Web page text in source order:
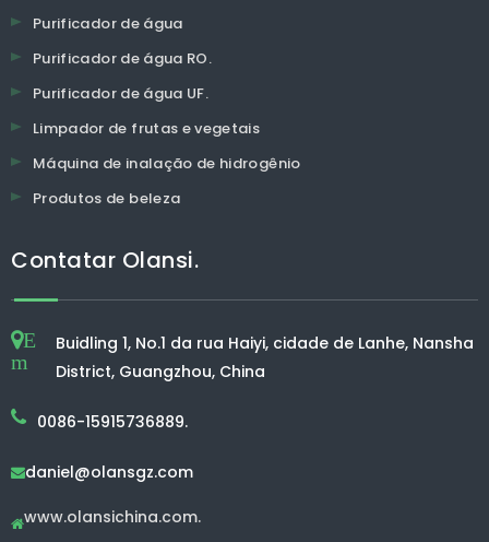
Purificador de água
Purificador de água RO.
Purificador de água UF.
Limpador de frutas e vegetais
Máquina de inalação de hidrogênio
Produtos de beleza
Contatar Olansi.
E
m
Buidling 1, No.1 da rua Haiyi, cidade de Lanhe, Nansha
District, Guangzhou, China
0086-15915736889.
daniel@olansgz.com
www.olansichina.com.